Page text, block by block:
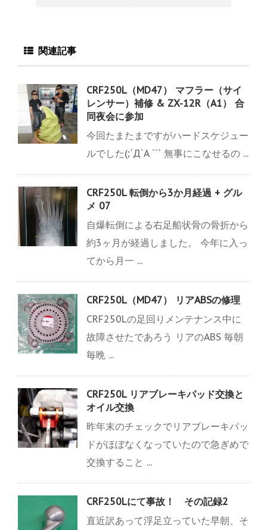
関連記事
CRF250L（MD47） マフラー（サイ
レンサー）補修 & ZX-12R（A1） 合
同夜会に参加
今回たまたまですがハードスケジュー
ルでした(;´Д`A ``` 無事にこなせるの ...
CRF250L 転倒から3か月経過 + グル
メ 07
自爆転倒による右足船状骨の骨折から
約3ヶ月が経過しました。 今年に入っ
てから月一 ...
CRF250L（MD47） リアABSの修理
CRF250Lの足回りメンテナンス中に
故障させたであろう リアのABS 毎朝
毎晩 ...
CRF250L リアブレーキパッド交換と
オイル交換
昨年末のチェックでリアブレーキパッ
ドがほぼなくなっていたので急ぎめで
交換すること ...
CRF250Lにて事故！ その記録2
直近訳あって浮足立っていた早朝、そ